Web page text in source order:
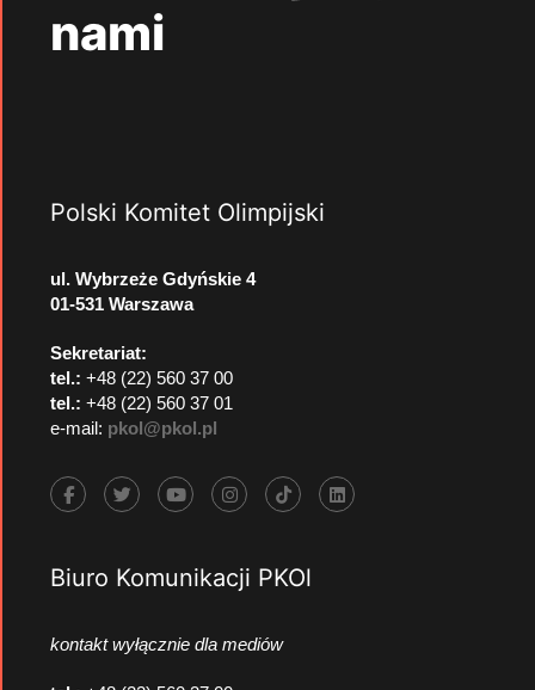
nami
Polski Komitet Olimpijski
ul. Wybrzeże Gdyńskie 4
01-531 Warszawa
Sekretariat:
tel.: +48 (22) 560 37 00
tel.: +48 (22) 560 37 01
e-mail: pkol@pkol.pl
Biuro Komunikacji PKOl
kontakt wyłącznie dla mediów